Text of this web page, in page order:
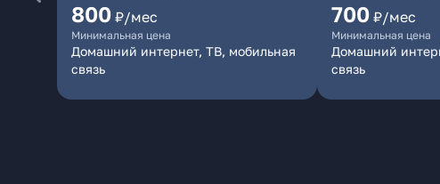
800 ₽/мес
Минимальная цена
Домашний интернет, ТВ, мобильная
связь
700 ₽/мес
Минимальная цена
Домашний
связь